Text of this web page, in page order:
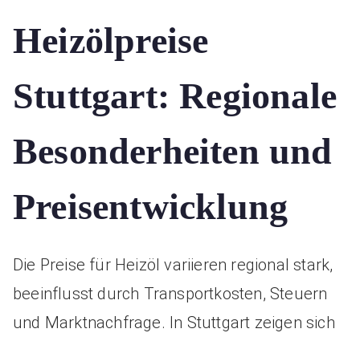
Heizölpreise
Stuttgart: Regionale
Besonderheiten und
Preisentwicklung
Die Preise für Heizöl variieren regional stark,
beeinflusst durch Transportkosten, Steuern
und Marktnachfrage. In Stuttgart zeigen sich